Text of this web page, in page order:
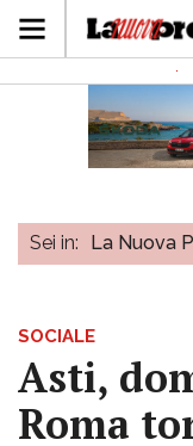
Sei in: La Nuova
SOCIALE
Asti,
Roma